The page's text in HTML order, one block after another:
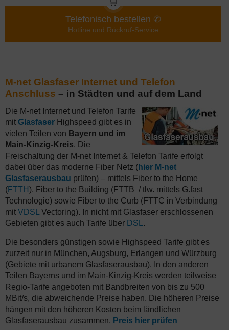
Telefonisch bestellen ✆
Hotline und Rückruf-Service
M-net Glasfaser Internet und Telefon
Anschluss – in Städten und auf dem Land
Die M-net Internet und Telefon Tarife
mit Glasfaser Highspeed gibt es in
vielen Teilen von Bayern und im
Main-Kinzig-Kreis. Die
Freischaltung der M-net Internet & Telefon Tarife erfolgt
dabei über das moderne Fiber Netz (hier M-net
Glasfaserausbau prüfen) – mittels Fiber to the Home
(FTTH), Fiber to the Building (FTTB / tlw. mittels G.fast
Technologie) sowie Fiber to the Curb (FTTC in Verbindung
mit VDSL
Vectoring). In nicht mit Glasfaser erschlossenen
Gebieten gibt es auch Tarife über DSL .
Die besonders günstigen sowie Highspeed Tarife gibt es
zurzeit nur in München, Augsburg, Erlangen und Würzburg
(Gebiete mit urbanem Glasfaserausbau). In den anderen
Teilen Bayerns und im Main-Kinzig-Kreis werden teilweise
Regio-Tarife angeboten mit Bandbreiten von bis zu 500
MBit/s, die abweichende Preise haben. Die höheren Preise
hängen mit den höheren Kosten beim ländlichen
Glasfaserausbau zusammen. Preis hier prüfen